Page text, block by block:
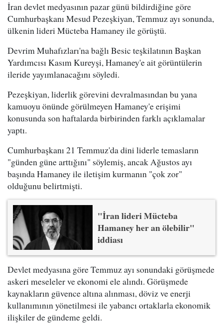
İran devlet medyasının pazar günü bildirdiğine göre
Cumhurbaşkanı Mesud Pezeşkiyan, Temmuz ayı sonunda,
ülkenin lideri Mücteba Hamaney ile görüştü.
Devrim Muhafızları'na bağlı Besic teşkilatının Başkan
Yardımcısı Kasım Kureyşi, Hamaney'e ait görüntülerin
ileride yayımlanacağını söyledi.
Pezeşkiyan, liderlik görevini devralmasından bu yana
kamuoyu önünde görülmeyen Hamaney'e erişimi
konusunda son haftalarda birbirinden farklı açıklamalar
yaptı.
Cumhurbaşkanı 21 Temmuz'da dini liderle temasların
"günden güne arttığını" söylemiş, ancak Ağustos ayı
başında Hamaney ile iletişim kurmanın "çok zor"
olduğunu belirtmişti.
"İran lideri Mücteba
Hamaney her an ölebilir"
iddiası
Devlet medyasına göre Temmuz ayı sonundaki görüşmede
askeri meseleler ve ekonomi ele alındı. Görüşmede
kaynakların güvence altına alınması, döviz ve enerji
kullanımının yönetilmesi ile yabancı ortaklarla ekonomik
ilişkiler de gündeme geldi.